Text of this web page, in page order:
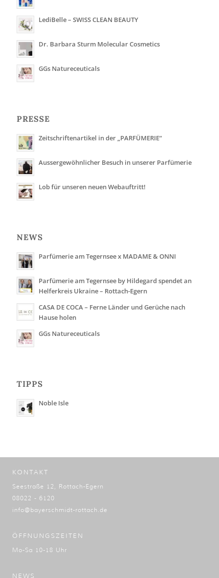
LediBelle – SWISS CLEAN BEAUTY
Dr. Barbara Sturm Molecular Cosmetics
GGs Natureceuticals
PRESSE
Zeitschriftenartikel in der „PARFÜMERIE“
Aussergewöhnlicher Besuch in unserer Parfümerie
Lob für unseren neuen Webauftritt!
NEWS
Parfümerie am Tegernsee x MADAME & ONNI
Parfümerie am Tegernsee by Hildegard spendet an
Helferkreis Ukraine – Rottach-Egern
CASA DE COCA – Ferne Länder und Gerüche nach
Hause holen
GGs Natureceuticals
TIPPS
Noble Isle
KONTAKT
Seestraße 12, Rottach-Egern
08022 - 6120
info@bayerschmidt-rottach.de
ÖFFNUNGSZEITEN
Mo-Sa 10-18 Uhr
NEWS